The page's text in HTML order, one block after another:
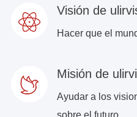
Visión de
Hacer que el
Misión de
Ayudar a los